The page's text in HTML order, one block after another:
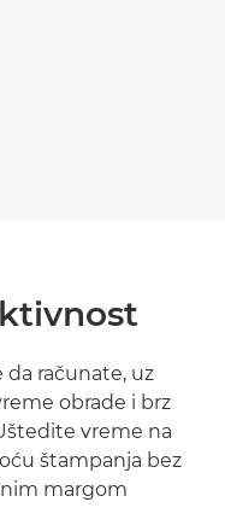
računate, uz
obrade i brz
vreme na
štampanja bez
margom